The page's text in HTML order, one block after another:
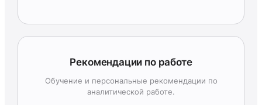
Рекомендации по работе
Обучение и персональные рекомендации по
аналитической работе.